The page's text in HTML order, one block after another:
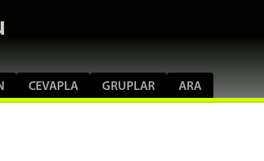
CEVAPLA GRUPLAR ARA